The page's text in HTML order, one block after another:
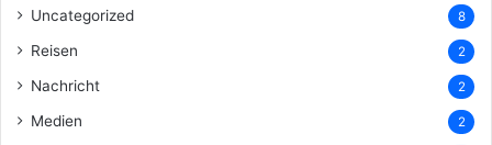
Uncategorized 8
Reisen 2
Nachricht 2
Medien 2